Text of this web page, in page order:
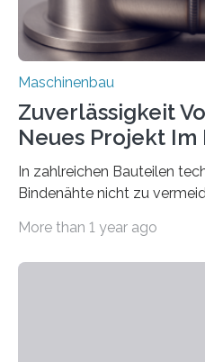
Maschinenbau
Zuverlässigkeit
Neues Projekt Im
In zahlreichen Bauteilen
Bindenähte nicht zu
Matrixmaterials eine große
More than 1 year ago